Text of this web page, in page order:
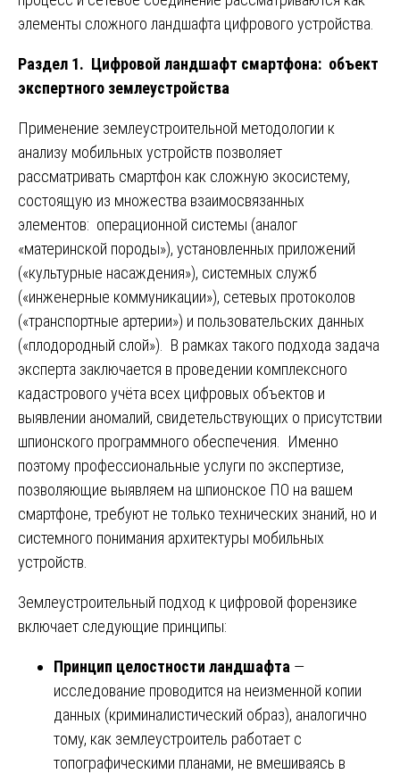
элементы сложного ландшафта цифрового устройства.
Раздел 1. Цифровой ландшафт смартфона: объект
экспертного землеустройства
Применение землеустроительной методологии к
анализу мобильных устройств позволяет
рассматривать смартфон как сложную экосистему,
состоящую из множества взаимосвязанных
элементов: операционной системы (аналог
«материнской породы»), установленных приложений
(«культурные насаждения»), системных служб
(«инженерные коммуникации»), сетевых протоколов
(«транспортные артерии») и пользовательских данных
(«плодородный слой»). В рамках такого подхода задача
эксперта заключается в проведении комплексного
кадастрового учёта всех цифровых объектов и
выявлении аномалий, свидетельствующих о присутствии
шпионского программного обеспечения. Именно
поэтому профессиональные услуги по экспертизе,
позволяющие выявляем на шпионское ПО на вашем
смартфоне, требуют не только технических знаний, но и
системного понимания архитектуры мобильных
устройств.
Землеустроительный подход к цифровой форензике
включает следующие принципы:
Принцип целостности ландшафта —
исследование проводится на неизменной копии
данных (криминалистический образ), аналогично
тому, как землеустроитель работает с
топографическими планами, не вмешиваясь в